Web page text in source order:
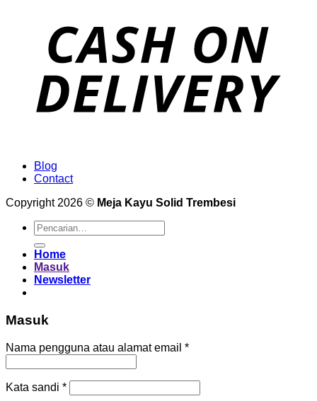
Blog
Contact
Copyright 2026 © Meja Kayu Solid Trembesi
Pencarian
untuk:
Home
Masuk
Newsletter
Masuk
Nama pengguna atau alamat email *Wajib
Kata sandi *Wajib